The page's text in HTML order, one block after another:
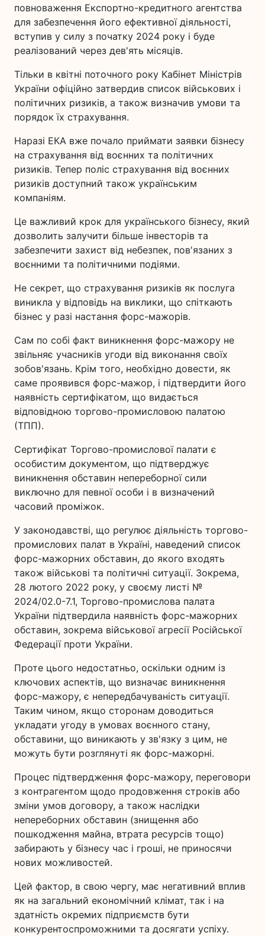
повноваження Експортно-кредитного агентства
для забезпечення його ефективної діяльності,
вступив у силу з початку 2024 року і буде
реалізований через дев'ять місяців.
Тільки в квітні поточного року Кабінет Міністрів
України офіційно затвердив список військових і
політичних ризиків, а також визначив умови та
порядок їх страхування.
Наразі ЕКА вже почало приймати заявки бізнесу
на страхування від воєнних та політичних
ризиків. Тепер поліс страхування від воєнних
ризиків доступний також українським
компаніям.
Це важливий крок для українського бізнесу, який
дозволить залучити більше інвесторів та
забезпечити захист від небезпек, пов'язаних з
воєнними та політичними подіями.
Не секрет, що страхування ризиків як послуга
виникла у відповідь на виклики, що спіткають
бізнес у разі настання форс-мажорів.
Сам по собі факт виникнення форс-мажору не
звільняє учасників угоди від виконання своїх
зобов'язань. Крім того, необхідно довести, як
саме проявився форс-мажор, і підтвердити його
наявність сертифікатом, що видається
відповідною торгово-промисловою палатою
(ТПП).
Сертифікат Торгово-промислової палати є
особистим документом, що підтверджує
виникнення обставин непереборної сили
виключно для певної особи і в визначений
часовий проміжок.
У законодавстві, що регулює діяльність торгово-
промислових палат в Україні, наведений список
форс-мажорних обставин, до якого входять
також військові та політичні ситуації. Зокрема,
28 лютого 2022 року, у своєму листі №
2024/02.0-7.1, Торгово-промислова палата
України підтвердила наявність форс-мажорних
обставин, зокрема військової агресії Російської
Федерації проти України.
Проте цього недостатньо, оскільки одним із
ключових аспектів, що визначає виникнення
форс-мажору, є непередбачуваність ситуації.
Таким чином, якщо сторонам доводиться
укладати угоду в умовах воєнного стану,
обставини, що виникають у зв'язку з цим, не
можуть бути розглянуті як форс-мажорні.
Процес підтвердження форс-мажору, переговори
з контрагентом щодо продовження строків або
зміни умов договору, а також наслідки
непереборних обставин (знищення або
пошкодження майна, втрата ресурсів тощо)
забирають у бізнесу час і гроші, не приносячи
нових можливостей.
Цей фактор, в свою чергу, має негативний вплив
як на загальний економічний клімат, так і на
здатність окремих підприємств бути
конкурентоспроможними та досягати успіху.